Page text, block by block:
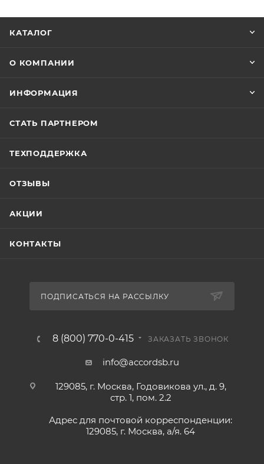
КАТАЛОГ
О КОМПАНИИ
ИНФОРМАЦИЯ
СТАТЬ ПАРТНЕРОМ
ТЕХПОДДЕРЖКА
ОТЗЫВЫ
АКЦИИ
КОНТАКТЫ
ПОДПИСАТЬСЯ НА РАССЫЛКУ
8 (800) 770-0-415 ЗАКАЗАТЬ ЗВОНОК
info@accordsb.ru
129085, г. Москва, Годовикова ул., д. 9,
стр. 1, пом. 2.2
Адрес для почтовой корреспонденции:
129085, г. Москва, а/я. 64